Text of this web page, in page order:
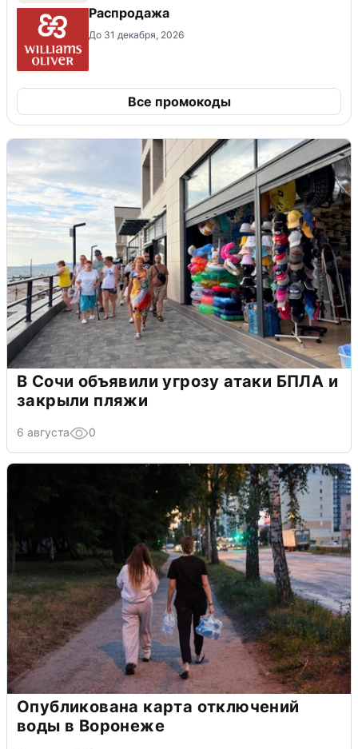
Распродажа
До 31 декабря, 2026
Все промокоды
В Сочи объявили угрозу атаки БПЛА и
закрыли пляжи
6 августа 0
Опубликована карта отключений
воды в Воронеже